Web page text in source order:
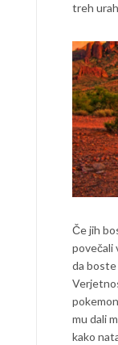
treh
Če jih
povečali
da boste
mu dali
kako